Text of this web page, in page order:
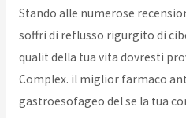
Stando alle numerose
soffri di reflusso rigurgito di
qualit della tua vita dovresti
Complex. il miglior farmaco
gastroesofageo del se la tua